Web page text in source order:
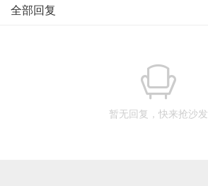
全部回复
暂无回复，快来抢沙发